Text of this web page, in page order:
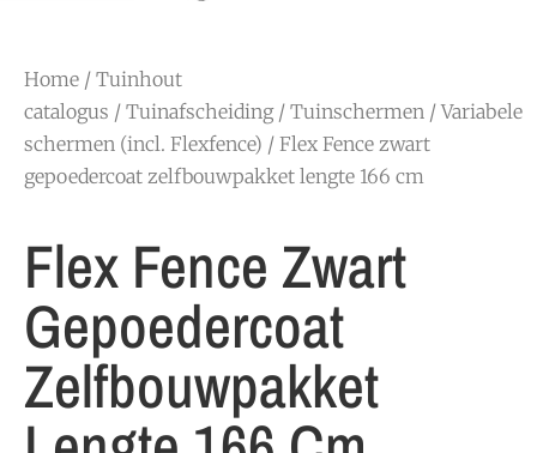
Home / Tuinhout
catalogus / Tuinafscheiding/ Tuinschermen /Variabele
schermen (incl. Flexfence) / Flex Fence zwart
gepoedercoat zelfbouwpakket lengte 166 cm
Flex Fence Zwart
Gepoedercoat
Zelfbouwpakket